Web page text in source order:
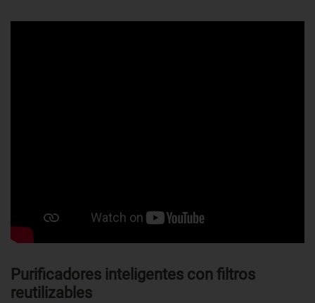
Purificadores inteligentes con filtros
reutilizables